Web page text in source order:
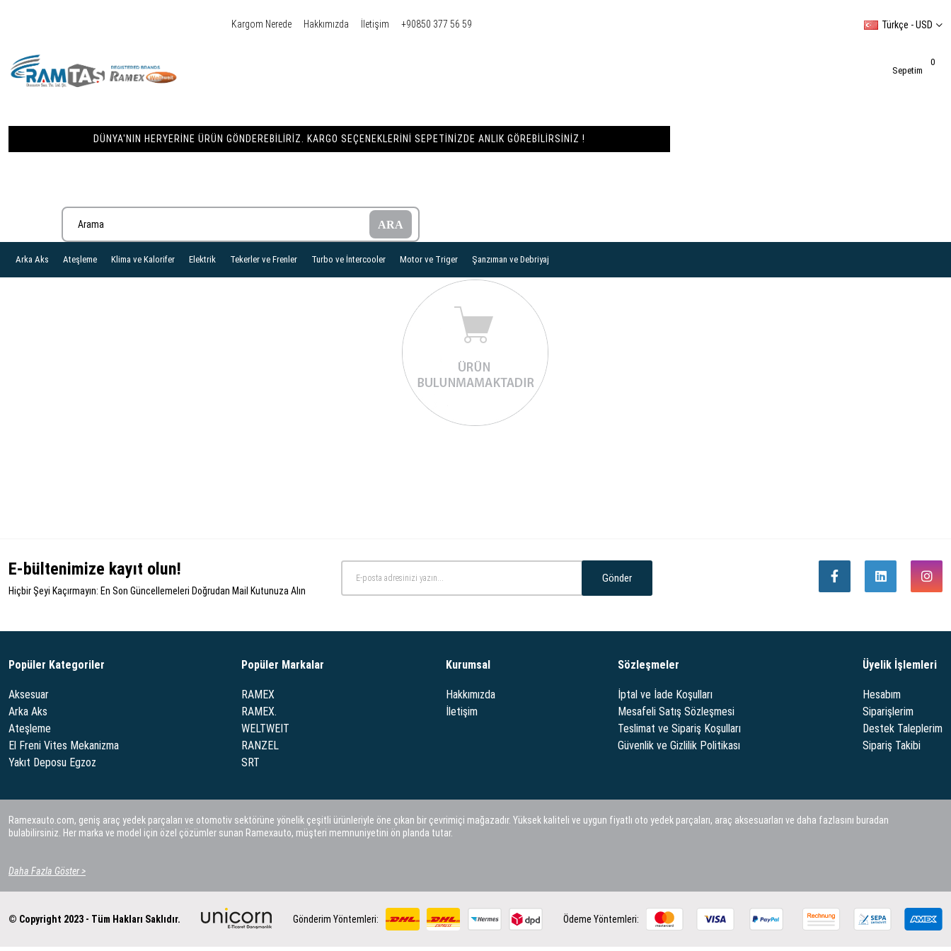
Kargom Nerede Hakkımızda İletişim +90850 377 56 59
DÜNYA'NIN HERYERINE ÜRÜN GÖNDEREBILIRIZ. KARGO SEÇENEKLERINI SEPETINIZDE ANLIK GÖREBILIRSINIZ !
Türkçe - USD
Sepetim
0
Arka Aks Ateşleme Klima ve Kalorifer Elektrik Tekerler ve Frenler Turbo ve İntercooler Motor ve Triger Şanzıman ve Debriyaj
E-bültenimize kayıt olun!
Hiçbir Şeyi Kaçırmayın: En Son Güncellemeleri Doğrudan Mail Kutunuza Alın
Gönder
Popüler Kategoriler
Aksesuar
Arka Aks
Ateşleme
El Freni Vites Mekanizma
Yakıt Deposu Egzoz
Popüler Markalar
RAMEX
RAMEX.
WELTWEIT
RANZEL
SRT
Kurumsal
Hakkımızda
İletişim
Sözleşmeler
İptal ve İade Koşulları
Mesafeli Satış Sözleşmesi
Teslimat ve Sipariş Koşulları
Güvenlik ve Gizlilik Politikası
Üyelik İşlemleri
Hesabım
Siparişlerim
Destek Taleplerim
Sipariş Takibi
Ramexauto.com, geniş araç yedek parçaları ve otomotiv sektörüne yönelik çeşitli ürünleriyle öne çıkan bir çevrimiçi mağazadır. Yüksek kaliteli ve uygun fiyatlı oto yedek parçaları, araç aksesuarları ve daha fazlasını buradan
bulabilirsiniz. Her marka ve model için özel çözümler sunan Ramexauto, müşteri memnuniyetini ön planda tutar.
Daha Fazla Göster >
© Copyright 2023 - Tüm Hakları Saklıdır. Gönderim Yöntemleri: Ödeme Yöntemleri: